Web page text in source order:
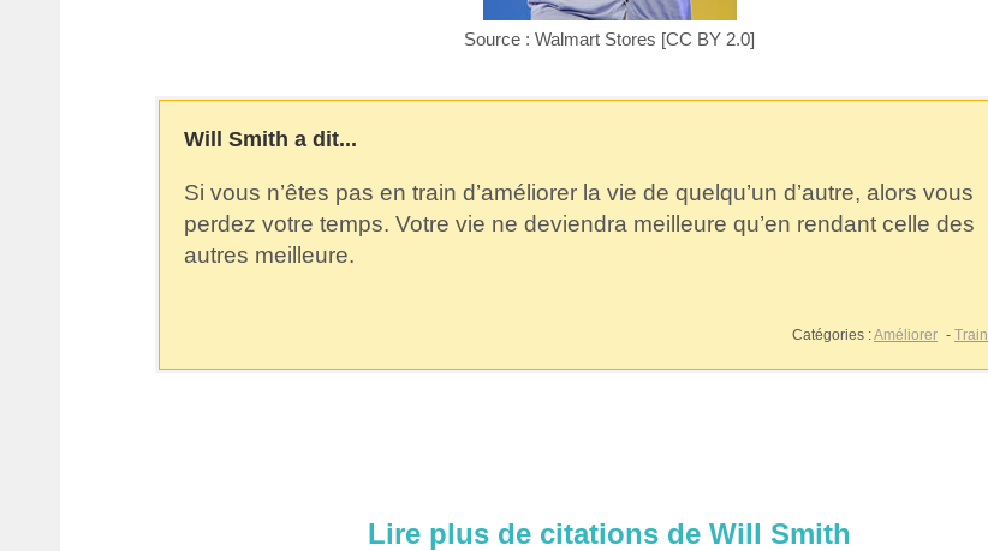
Source : Walmart Stores [CC BY 2.0]
Will Smith a dit...
Si vous n’êtes pas en train d’améliorer la vie de quelqu’un d’autre, alors vous
perdez votre temps. Votre vie ne deviendra meilleure qu’en rendant celle des
autres meilleure.
Catégories :Améliorer - Train
Lire plus de citations de Will Smith